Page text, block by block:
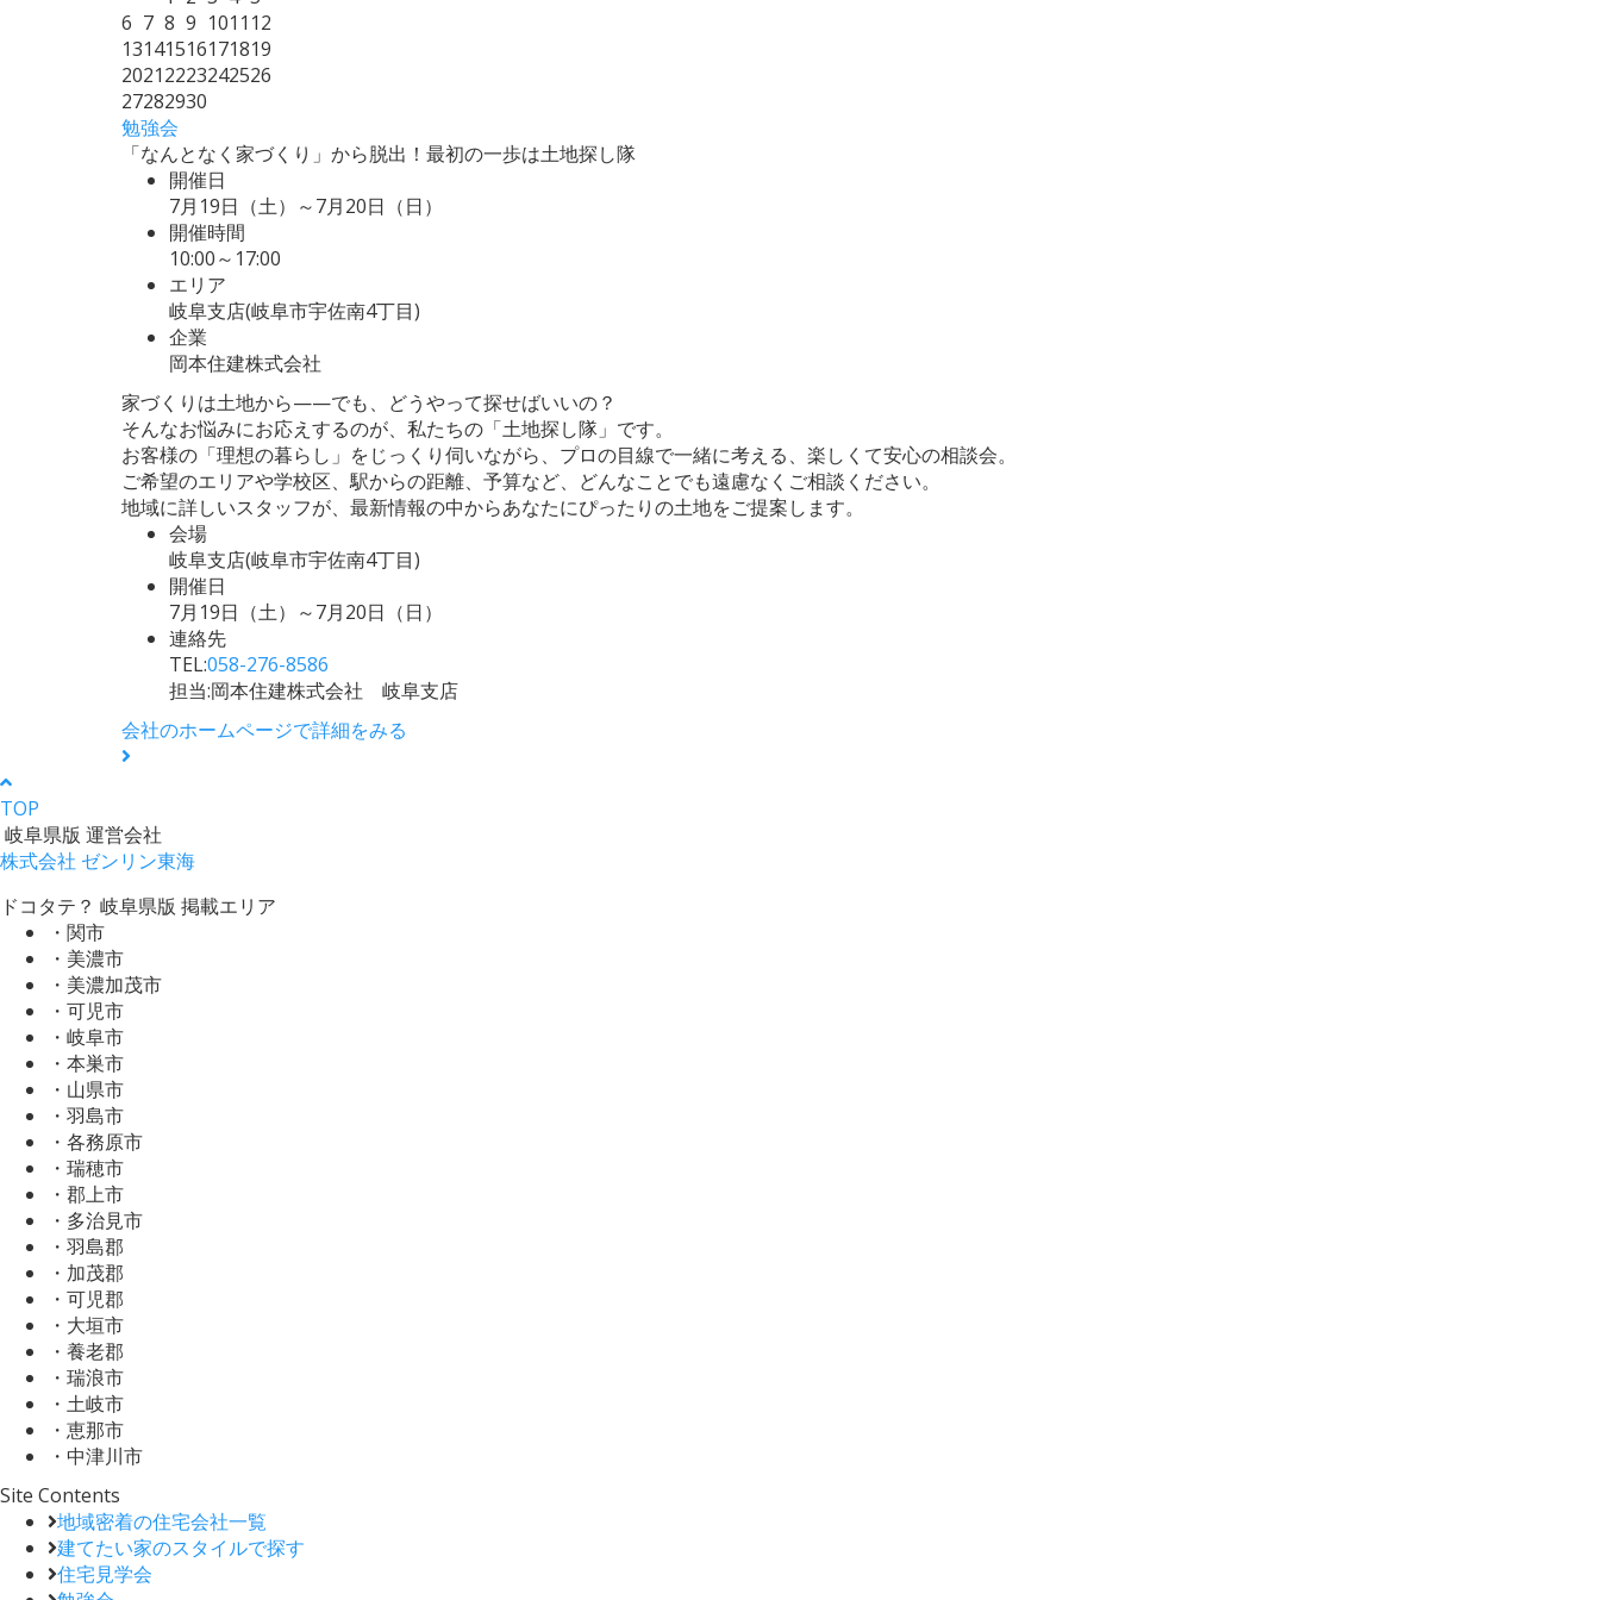
6 7 8 9 1011 12
13141516171819
20212223242526
27282930
勉強会
「なんとなく家づくり」から脱出！最初の一歩は土地探し隊
開催日
7月19日（土）～7月20日（日）
開催時間
10:00～17:00
エリア
岐阜支店(岐阜市宇佐南4丁目)
企業
岡本住建株式会社
家づくりは土地から——でも、どうやって探せばいいの？
そんなお悩みにお応えするのが、私たちの「土地探し隊」です。
お客様の「理想の暮らし」をじっくり伺いながら、プロの目線で一緒に考える、楽しくて安心の相談会。
ご希望のエリアや学校区、駅からの距離、予算など、どんなことでも遠慮なくご相談ください。
地域に詳しいスタッフが、最新情報の中からあなたにぴったりの土地をご提案します。
会場
岐阜支店(岐阜市宇佐南4丁目)
開催日
7月19日（土）～7月20日（日）
連絡先
TEL:058-276-8586
担当:岡本住建株式会社 岐阜支店
会社のホームページで詳細をみる
TOP
岐阜県版 運営会社
株式会社 ゼンリン東海
ドコタテ？ 岐阜県版 掲載エリア
・関市
・美濃市
・美濃加茂市
・可児市
・岐阜市
・本巣市
・山県市
・羽島市
・各務原市
・瑞穂市
・郡上市
・多治見市
・羽島郡
・加茂郡
・可児郡
・大垣市
・養老郡
・瑞浪市
・土岐市
・恵那市
・中津川市
Site Contents
地域密着の住宅会社一覧
建てたい家のスタイルで探す
住宅見学会